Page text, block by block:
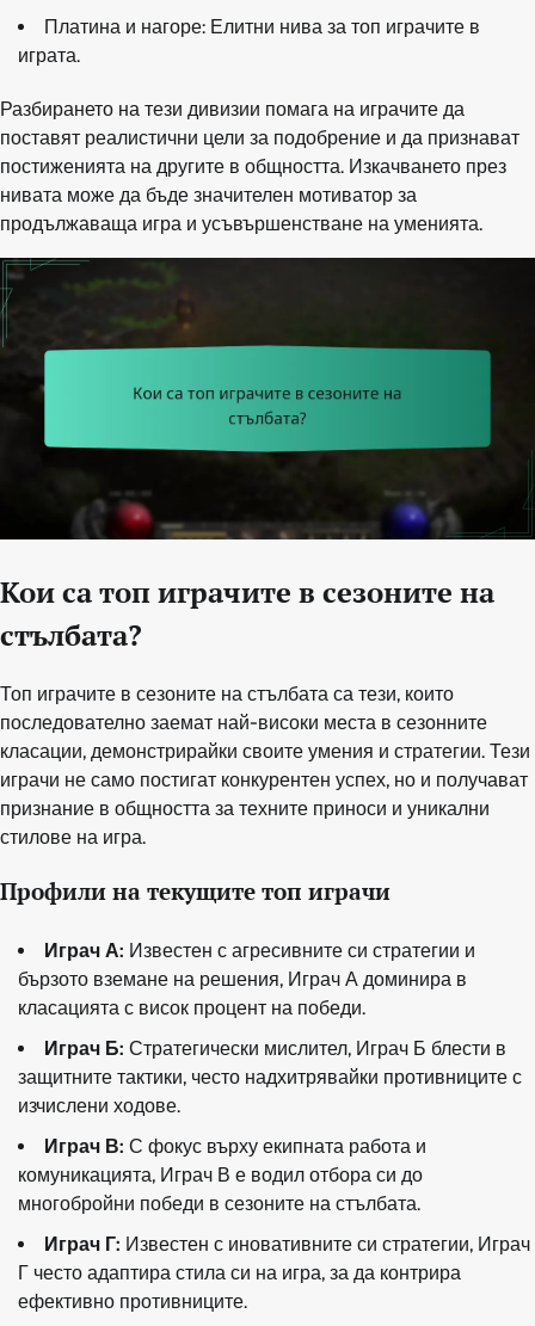
Платина и нагоре: Елитни нива за топ играчите в
играта.
Разбирането на тези дивизии помага на играчите да
поставят реалистични цели за подобрение и да признават
постиженията на другите в общността. Изкачването през
нивата може да бъде значителен мотиватор за
продължаваща игра и усъвършенстване на уменията.
Кои са топ играчите в сезоните на
стълбата?
Топ играчите в сезоните на стълбата са тези, които
последователно заемат най-високи места в сезонните
класации, демонстрирайки своите умения и стратегии. Тези
играчи не само постигат конкурентен успех, но и получават
признание в общността за техните приноси и уникални
стилове на игра.
Профили на текущите топ играчи
Играч А: Известен с агресивните си стратегии и
бързото вземане на решения, Играч А доминира в
класацията с висок процент на победи.
Играч Б: Стратегически мислител, Играч Б блести в
защитните тактики, често надхитрявайки противниците с
изчислени ходове.
Играч В: С фокус върху екипната работа и
комуникацията, Играч В е водил отбора си до
многобройни победи в сезоните на стълбата.
Играч Г: Известен с иновативните си стратегии, Играч
Г често адаптира стила си на игра, за да контрира
ефективно противниците.